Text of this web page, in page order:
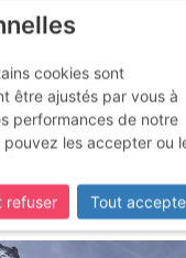
le glacier
cookies sont
être ajustés par vous à
performances de notre
les accepter ou
refuser
Tout